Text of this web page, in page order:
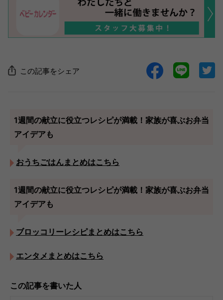
この記事をシェア
1週間の献立に役立つレシピが満載！家族が喜ぶお弁当
アイデアも
おうちごはんまとめはこちら
1週間の献立に役立つレシピが満載！家族が喜ぶお弁当
アイデアも
ブロッコリーレシピまとめはこちら
エンタメまとめはこちら
この記事を書いた人